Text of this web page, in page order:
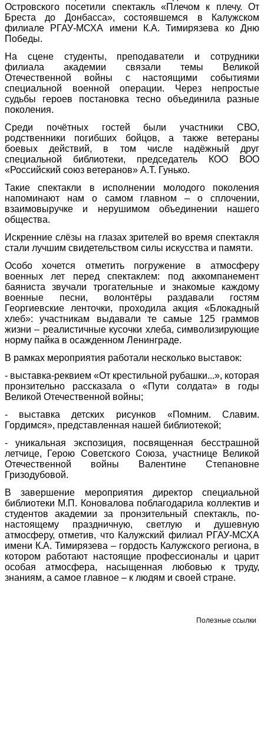
Островского посетили спектакль «Плечом к плечу. От
Бреста до Донбасса», состоявшемся в Калужском
филиале РГАУ-МСХА имени К.А. Тимирязева ко Дню
Победы.
На сцене студенты, преподаватели и сотрудники
филиала академии связали темы Великой
Отечественной войны с настоящими событиями
специальной военной операции. Через непростые
судьбы героев постановка тесно объединила разные
поколения.
Среди почётных гостей были участники СВО,
родственники погибших бойцов, а также ветераны
боевых действий, в том числе надёжный друг
специальной библиотеки, председатель КОО ВОО
«Российский союз ветеранов» А.Т. Гунько.
Такие спектакли в исполнении молодого поколения
напоминают нам о самом главном – о сплочении,
взаимовыручке и нерушимом объединении нашего
общества.
Искренние слёзы на глазах зрителей во время спектакля
стали лучшим свидетельством силы искусства и памяти.
Особо хочется отметить погружение в атмосферу
военных лет перед спектаклем: под аккомпанемент
баяниста звучали трогательные и знакомые каждому
военные песни, волонтёры раздавали гостям
Георгиевские ленточки, проходила акция «Блокадный
хлеб»: участникам выдавали те самые 125 граммов
жизни – реалистичные кусочки хлеба, символизирующие
норму пайка в осажденном Ленинграде.
В рамках мероприятия работали несколько выставок:
- выставка-реквием «От крестильной рубашки...», которая
пронзительно рассказала о «Пути солдата» в годы
Великой Отечественной войны;
- выставка детских рисунков «Помним. Славим.
Гордимся», представленная нашей библиотекой;
- уникальная экспозиция, посвященная бесстрашной
летчице, Герою Советского Союза, участнице Великой
Отечественной войны Валентине Степановне
Гризодубовой.
В завершение мероприятия директор специальной
библиотеки М.П. Коновалова поблагодарила коллектив и
студентов академии за пронзительный спектакль, по-
настоящему праздничную, светлую и душевную
атмосферу, отметив, что Калужский филиал РГАУ-МСХА
имени К.А. Тимирязева – гордость Калужского региона, в
котором работают настоящие профессионалы и царит
особая атмосфера, насыщенная любовью к труду,
знаниям, а самое главное – к людям и своей стране.
Полезные ссылки